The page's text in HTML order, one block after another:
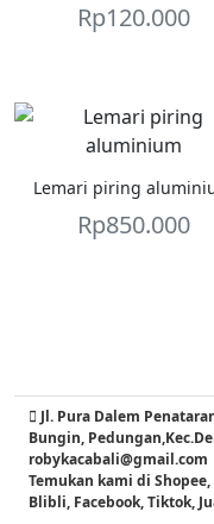
Rp120.000
Lemari piring
Rp850.000
Jl. Pura Dalem
Bungin,
robykacabali@gmail.com
Temukan kami di
Blibli, Facebook, Tiktok,